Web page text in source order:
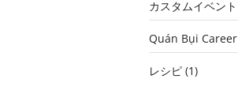
カスタムイベント
Quán Bụi Career
レシピ (1)